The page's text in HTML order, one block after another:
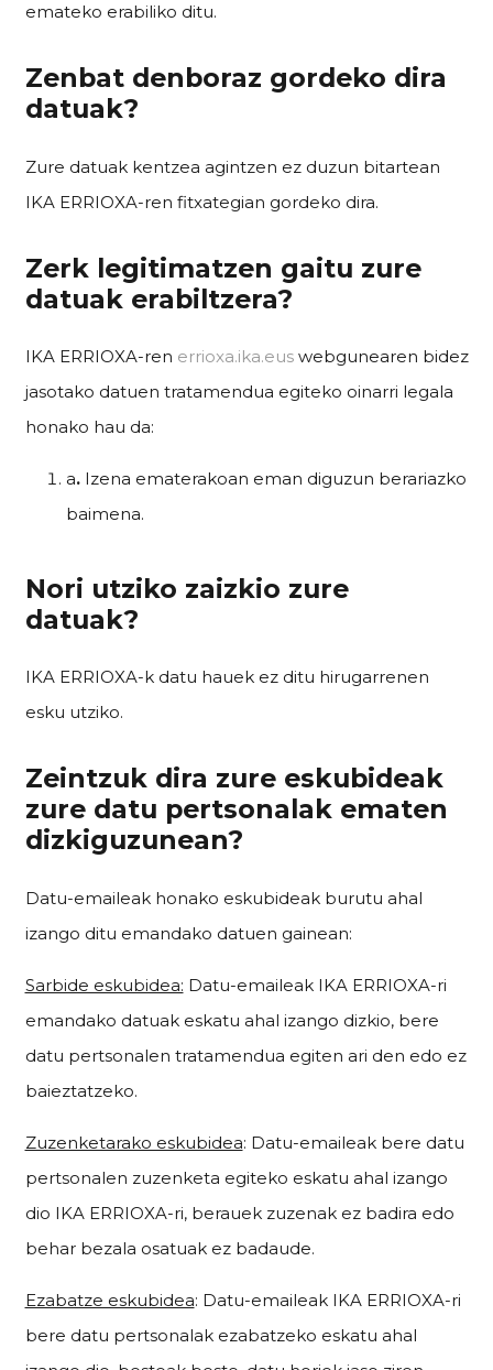
emateko erabiliko ditu.
Zenbat denboraz gordeko dira
datuak?
Zure datuak kentzea agintzen ez duzun bitartean
IKA ERRIOXA-ren fitxategian gordeko dira.
Zerk legitimatzen gaitu zure
datuak erabiltzera?
IKA ERRIOXA-ren errioxa.ika.euswebgunearen bidez
jasotako datuen tratamendua egiteko oinarri legala
honako hau da:
a. Izena ematerakoan eman diguzun berariazko
baimena.
Nori utziko zaizkio zure
datuak?
IKA ERRIOXA-k datu hauek ez ditu hirugarrenen
esku utziko.
Zeintzuk dira zure eskubideak
zure datu pertsonalak ematen
dizkiguzunean?
Datu-emaileak honako eskubideak burutu ahal
izango ditu emandako datuen gainean:
Sarbide eskubidea: Datu-emaileak IKA ERRIOXA-ri
emandako datuak eskatu ahal izango dizkio, bere
datu pertsonalen tratamendua egiten ari den edo ez
baieztatzeko.
Zuzenketarako eskubidea: Datu-emaileak bere datu
pertsonalen zuzenketa egiteko eskatu ahal izango
dio IKA ERRIOXA-ri, berauek zuzenak ez badira edo
behar bezala osatuak ez badaude.
Ezabatze eskubidea: Datu-emaileak IKA ERRIOXA-ri
bere datu pertsonalak ezabatzeko eskatu ahal